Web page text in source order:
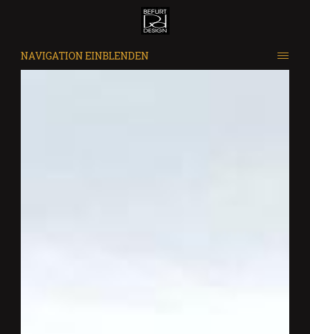
NAVIGATION EINBLENDEN